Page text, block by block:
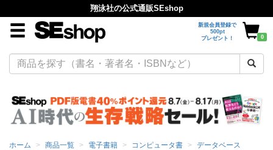
翔泳社の公式通販SEshop
新規会員登録で
500pt
プレゼント！
0
ホーム 商品一覧 電子書籍 コンピュータ書 データベース